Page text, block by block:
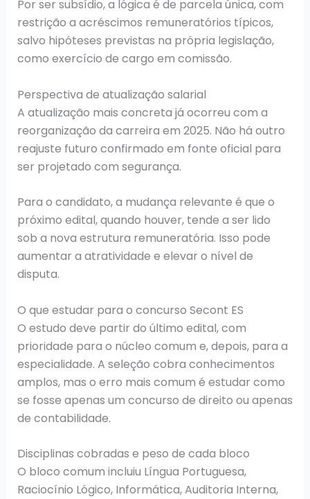
Por ser subsídio, a lógica é de parcela única, com
restrição a acréscimos remuneratórios típicos,
salvo hipóteses previstas na própria legislação,
como exercício de cargo em comissão.
Perspectiva de atualização salarial
A atualização mais concreta já ocorreu com a
reorganização da carreira em 2025. Não há outro
reajuste futuro confirmado em fonte oficial para
ser projetado com segurança.
Para o candidato, a mudança relevante é que o
próximo edital, quando houver, tende a ser lido
sob a nova estrutura remuneratória. Isso pode
aumentar a atratividade e elevar o nível de
disputa.
O que estudar para o concurso Secont ES
O estudo deve partir do último edital, com
prioridade para o núcleo comum e, depois, para a
especialidade. A seleção cobra conhecimentos
amplos, mas o erro mais comum é estudar como
se fosse apenas um concurso de direito ou apenas
de contabilidade.
Disciplinas cobradas e peso de cada bloco
O bloco comum incluiu Língua Portuguesa,
Raciocínio Lógico, Informática, Auditoria Interna,